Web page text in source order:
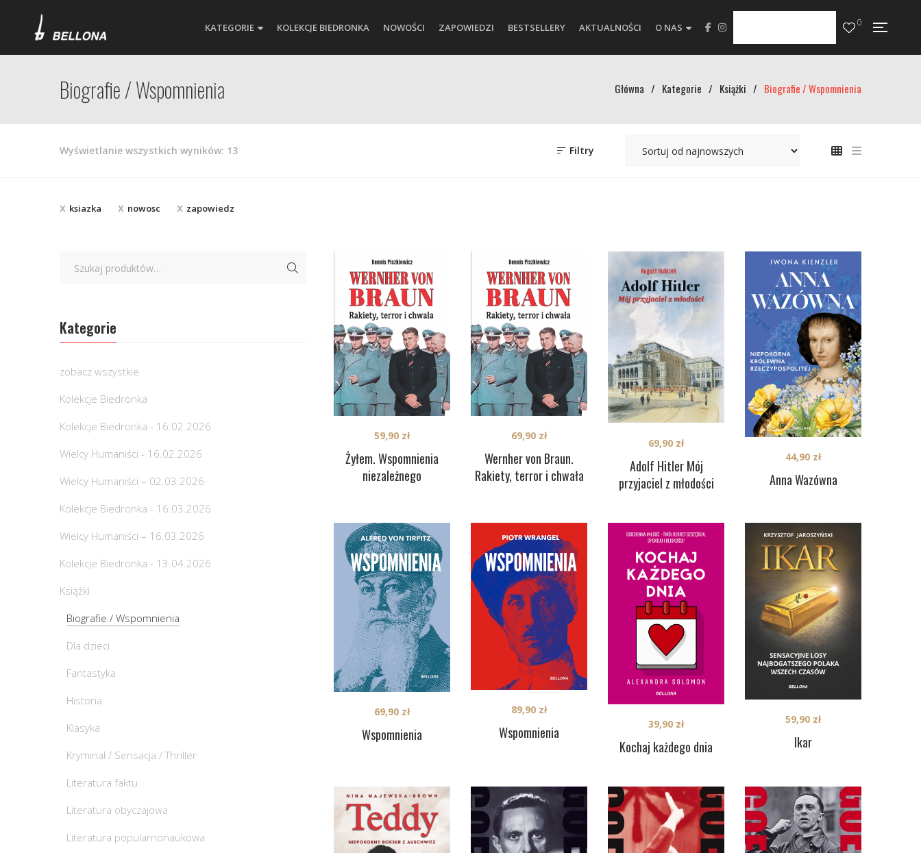
KATEGORIE KOLEKCJE BIEDRONKA NOWOŚCI ZAPOWIEDZI BESTSELLERY AKTUALNOŚCI O NAS 0
Biografie / Wspomnienia Główna / Kategorie / Książki / Biografie / Wspomnienia
Wyświetlanie wszystkich wyników: 13Posortowane
Filtry
ksiazka nowosc zapowiedz
Żyłem. Wspomnienia
niezależnego
59,90 zł
Wernher von Braun.
Rakiety, terror i chwała
69,90 zł
Adolf Hitler Mój
przyjaciel z młodości
69,90 zł
Anna Wazówna
44,90 zł
Wspomnienia
69,90 zł
Wspomnienia
89,90 zł
Kochaj każdego dnia
39,90 zł
Ikar
59,90 zł
Kategorie
zobacz wszystkie
Kolekcje Biedronka
Kolekcje Biedronka - 16.02.2026
Wielcy Humaniści - 16.02.2026
Wielcy Humaniści – 02.03.2026
Kolekcje Biedronka - 16.03.2026
Wielcy Humaniści – 16.03.2026
Kolekcje Biedronka - 13.04.2026
Książki
Biografie / Wspomnienia
Dla dzieci
Fantastyka
Historia
Klasyka
Kryminał / Sensacja / Thriller
Literatura faktu
Literatura obyczajowa
Literatura popularnonaukowa